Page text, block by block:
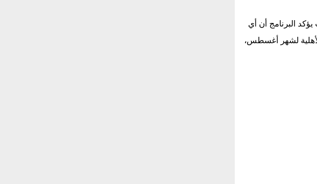
البرنامج أن أي
تضمينه في قائمة الأهلية لشهر أغسطس،